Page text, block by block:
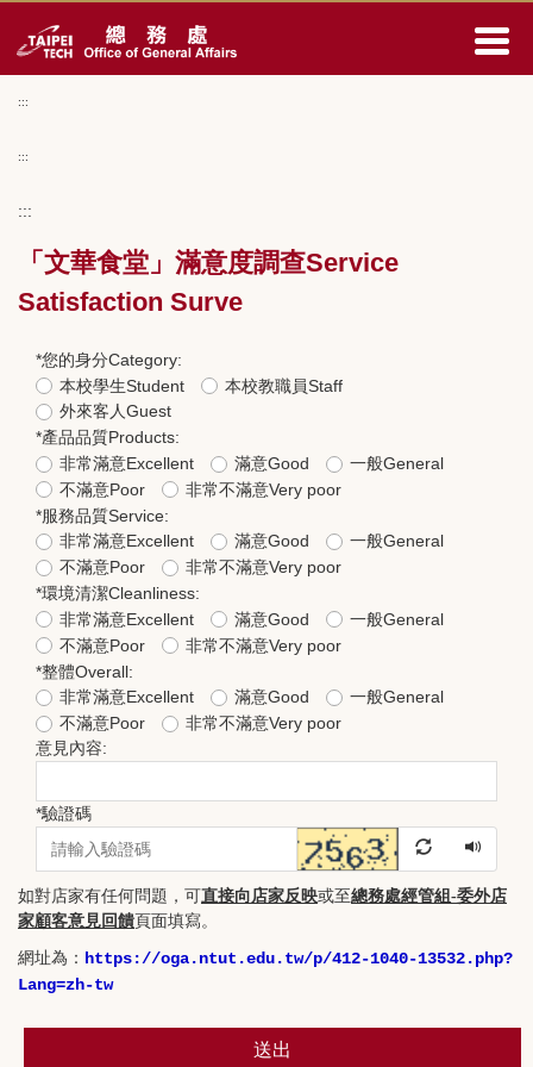
到
區
:::
:::
:::
「文華食堂」滿意度調查Service
Satisfaction Surve
*您的身分Category:
本校學生Student
本校教職員Staff
外來客人Guest
*產品品質Products:
非常滿意Excellent
滿意Good
一般General
不滿意Poor
非常不滿意Very poor
*服務品質Service:
非常滿意Excellent
滿意Good
一般General
不滿意Poor
非常不滿意Very poor
*環境清潔Cleanliness:
非常滿意Excellent
滿意Good
一般General
不滿意Poor
非常不滿意Very poor
*整體Overall:
非常滿意Excellent
滿意Good
一般General
不滿意Poor
非常不滿意Very poor
意見內容:
*驗證碼
如對店家有任何問題，可直接向店家反映或至總務處經管組-委外店
家顧客意見回饋頁面填寫。
網址為： https://oga.ntut.edu.tw/p/412-1040-13532.php?
Lang=zh-tw
送出